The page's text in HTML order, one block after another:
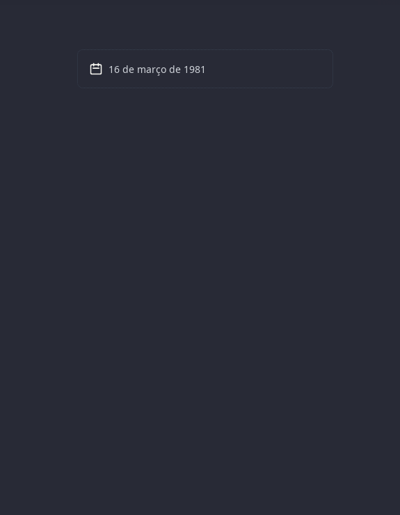
16 de março de 1981